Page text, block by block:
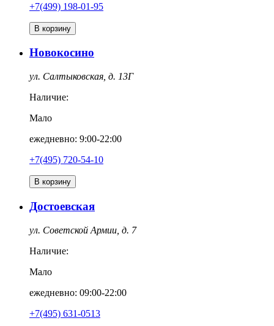
+7(499) 198-01-95
В корзину
Новокосино
ул. Салтыковская, д. 13Г
Наличие:
Мало
ежедневно: 9:00-22:00
+7(495) 720-54-10
В корзину
Достоевская
ул. Советской Армии, д. 7
Наличие:
Мало
ежедневно: 09:00-22:00
+7(495) 631-0513